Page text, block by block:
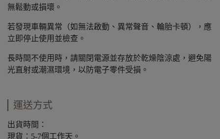
無鬆動或損壞。
若發現車輛異常（如無法啟動、異常聲音、輪胎卡頓），應
立即停止使用並檢查。
長時間不使用時，請關閉電源並存放於乾燥陰涼處，避免陽
光直射或潮濕環境，以防電子零件受損。
運送方式
出貨時間：
現貨：5-7個工作天。